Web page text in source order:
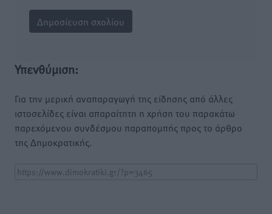
Υπενθύμιση:
Για την μερική αναπαραγωγή της είδησης από άλλες
ιστοσελίδες είναι απαραίτητη η χρήση του παρακάτω
παρεχόμενου συνδέσμου παραπομπής προς το άρθρο
της Δημοκρατικής.